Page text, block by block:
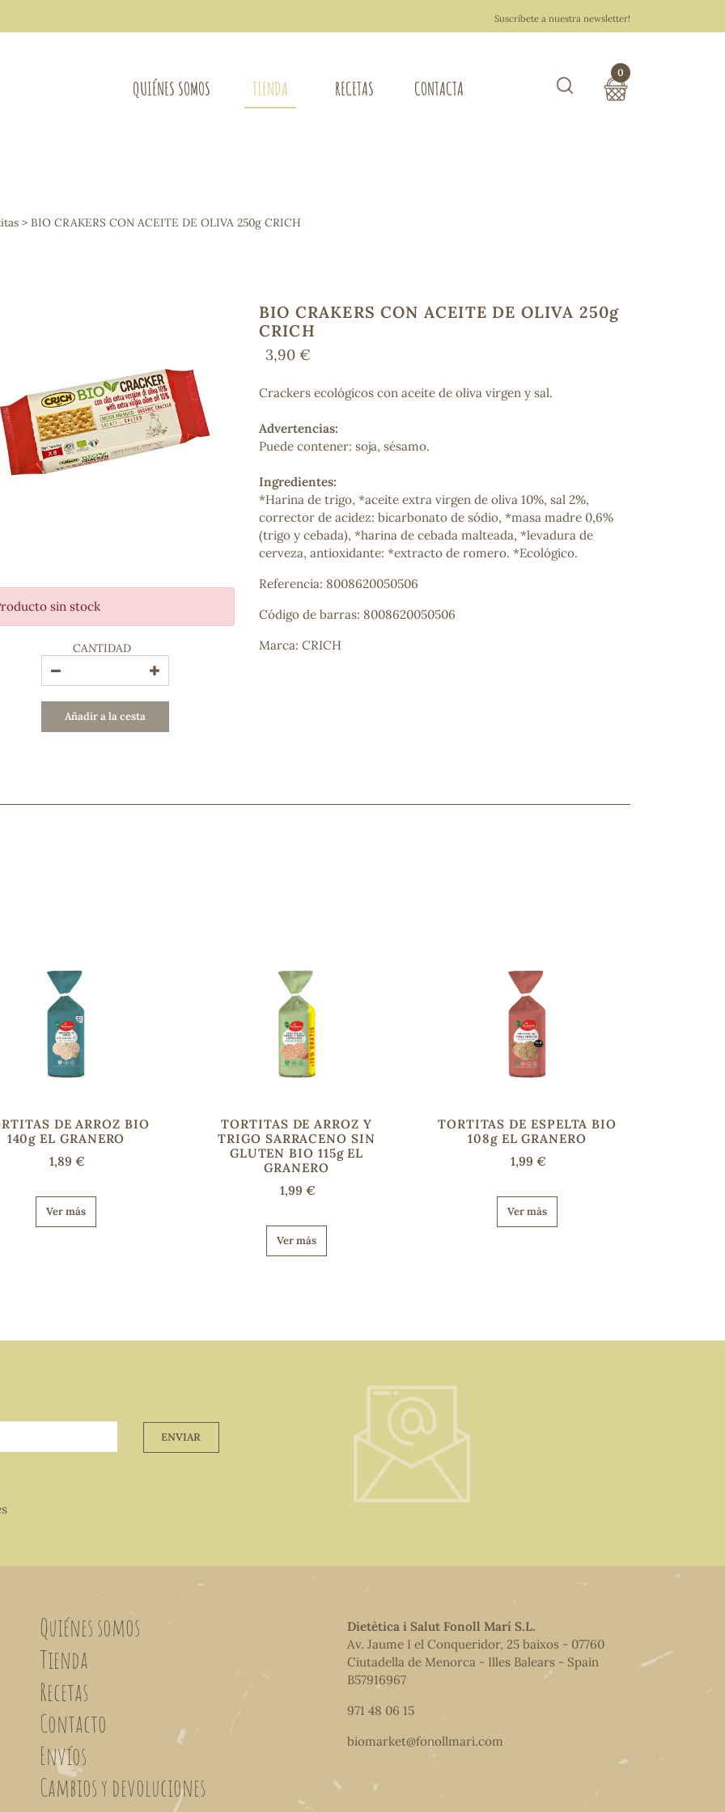
Suscríbete a nuestra newsletter!
QUIÉNES SOMOS TIENDA
Osteo-articular
Mujer
Bienestar emocional
Jalea Real
Memoria
Hierro
Deporte
Digestivos
COSMÉTICA E HIGIENE PERSONAL
Hombre
Higiene personal
Labiales
Aceites esenciales y aromaterapia
Aceites vegetales
Higiene y cuidado capilar
RECETAS CONTACTA
0
> BIO CRAKERS CON ACEITE DE OLIVA 250g CRICH
sin stock
CANTIDAD
Añadir a la cesta
BIO CRAKERS CON ACEITE DE OLIVA 250g
CRICH
3,90 €
Crackers ecológicos con aceite de oliva virgen y sal.
Advertencias:
Puede contener: soja, sésamo.
Ingredientes:
*Harina de trigo, *aceite extra virgen de oliva 10%, sal 2%,
corrector de acidez: bicarbonato de sódio, *masa madre 0,6%
(trigo y cebada), *harina de cebada malteada, *levadura de
cerveza, antioxidante: *extracto de romero. *Ecológico.
Referencia: 8008620050506
Código de barras: 8008620050506
Marca: CRICH
DE ARROZ BIO
140g EL GRANERO
1,89 €
Ver más
TORTITAS DE ARROZ Y
TRIGO SARRACENO SIN
GLUTEN BIO 115g EL
GRANERO
1,99 €
Ver más
TORTITAS DE ESPELTA BIO
108g EL GRANERO
1,99 €
Ver más
ENVIAR
Quiénes somos
Tienda
Recetas
Contacto
Envíos
Cambios y devoluciones
Dietètica i Salut Fonoll Marí S.L.
Av. Jaume I el Conqueridor, 25 baixos - 07760
Ciutadella de Menorca - Illes Balears - Spain
B57916967
971 48 06 15
biomarket@fonollmari.com